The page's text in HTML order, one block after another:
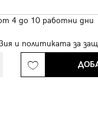
4 до 10 работни дни
и политиката за